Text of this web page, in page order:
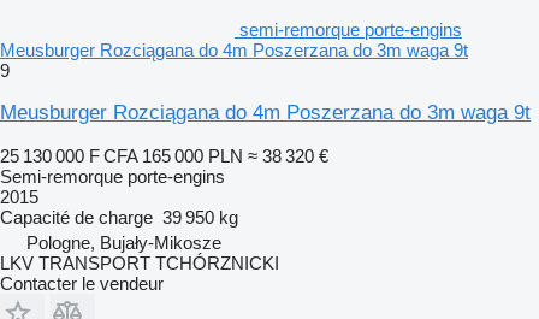
semi-remorque porte-engins
Meusburger Rozciągana do 4m Poszerzana do 3m waga 9t
9
Meusburger Rozciągana do 4m Poszerzana do 3m waga 9t
25 130 000 F CFA 165 000 PLN ≈ 38 320 €
Semi-remorque porte-engins
2015
Capacité de charge 39 950 kg
Pologne, Bujały-Mikosze
LKV TRANSPORT TCHÓRZNICKI
Contacter le vendeur